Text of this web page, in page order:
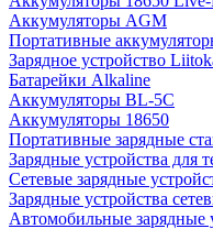
Аккумуляторы АGM
Портативные
Зарядное устройство
Батарейки Alkaline
Аккумуляторы BL-5C
Аккумуляторы 18650
Портативные зарядные
Зарядные устройства для
Сетевые зарядные
Зарядные устройства
Автомобильные зарядные